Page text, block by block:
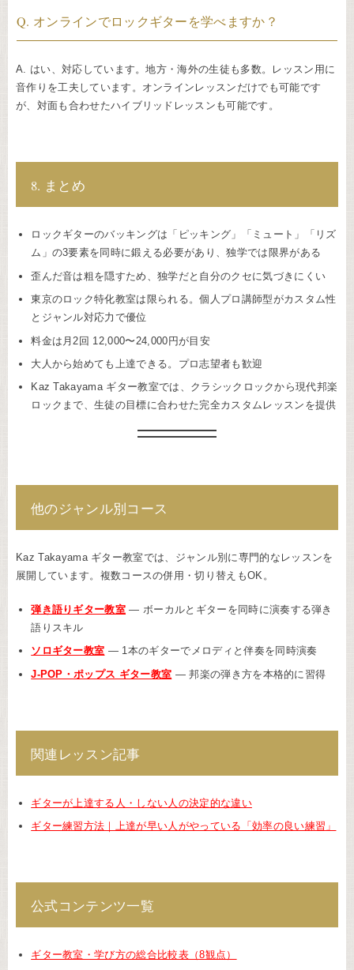
Q. オンラインでロックギターを学べますか？
A. はい、対応しています。地方・海外の生徒も多数。レッスン用に
音作りを工夫しています。オンラインレッスンだけでも可能です
が、対面も合わせたハイブリッドレッスンも可能です。
8. まとめ
ロックギターのバッキングは「ピッキング」「ミュート」「リズ
ム」の3要素を同時に鍛える必要があり、独学では限界がある
歪んだ音は粗を隠すため、独学だと自分のクセに気づきにくい
東京のロック特化教室は限られる。個人プロ講師型がカスタム性
とジャンル対応力で優位
料金は月2回 12,000〜24,000円が目安
大人から始めても上達できる。プロ志望者も歓迎
Kaz Takayama ギター教室では、クラシックロックから現代邦楽
ロックまで、生徒の目標に合わせた完全カスタムレッスンを提供
他のジャンル別コース
Kaz Takayama ギター教室では、ジャンル別に専門的なレッスンを
展開しています。複数コースの併用・切り替えもOK。
弾き語りギター教室 — ボーカルとギターを同時に演奏する弾き
語りスキル
ソロギター教室 — 1本のギターでメロディと伴奏を同時演奏
J-POP・ポップス ギター教室 — 邦楽の弾き方を本格的に習得
関連レッスン記事
ギターが上達する人・しない人の決定的な違い
ギター練習方法｜上達が早い人がやっている「効率の良い練習」
公式コンテンツ一覧
ギター教室・学び方の総合比較表（8観点）